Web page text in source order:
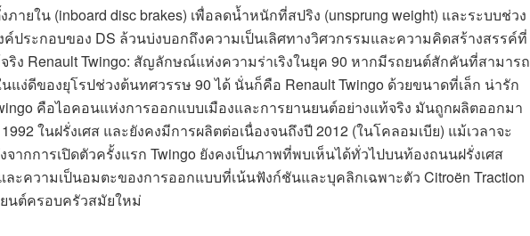
ายใน (inboard disc brakes) เพื่อลดน้ำหนักที่สปริง (unsprung weight) และระบบช่วง
ประกอบของ DS ล้วนบ่งบอกถึงความเป็นเลิศทางวิศวกรรมและความคิดสร้างสรรค์ที่
ริง Renault Twingo: สัญลักษณ์แห่งความร่าเริงในยุค 90 หากมีรถยนต์สักคันที่สามารถ
แง่ดีของยุโรปช่วงต้นทศวรรษ 90 ได้ นั่นก็คือ Renault Twingo ด้วยขนาดที่เล็ก น่ารัก
คือไอคอนแห่งการออกแบบเมืองและการยานยนต์อย่างแท้จริง มันถูกผลิตออกมา
ในฝรั่งเศส และยังคงมีการผลิตต่อเนื่องจนถึงปี 2012 (ในโคลอมเบีย) แม้เวลาจะ
จากการเปิดตัวครั้งแรก Twingo ยังคงเป็นภาพที่พบเห็นได้ทั่วไปบนท้องถนนฝรั่งเศส
ละความเป็นอมตะของการออกแบบที่เน้นฟังก์ชันและบุคลิกเฉพาะตัว Citroën Traction
นต์ครอบครัวสมัยใหม่